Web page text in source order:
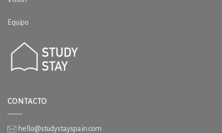
Equipo
CONTACTO
hello@studystayspain.com